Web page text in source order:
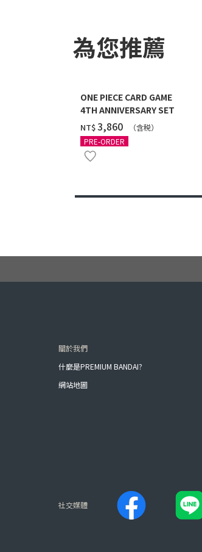
為您推薦
ONE PIECE CARD GAME
4TH ANNIVERSARY SET
NT$‌3,860
（含税）
PRE-ORDER
關於我們
什麼是PREMIUM BANDAI?
網站地圖
社交媒體